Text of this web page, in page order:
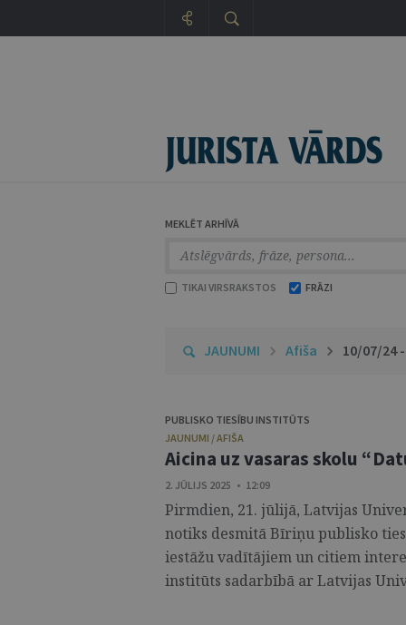
MEKLĒT ARHĪVĀ
TIKAI VIRSRAKSTOS FRĀZI
JAUNUMI Afiša 10/07/24
PUBLISKO TIESĪBU INSTITŪTS
JAUNUMI / AFIŠA
Aicina uz vasaras skolu
2. JŪLIJS 2025 • 12:09
Pirmdien, 21. jūlijā, Latvijas
notiks desmitā Bīriņu publisko
iestāžu vadītājiem un citiem
institūts sadarbībā ar Latvijas